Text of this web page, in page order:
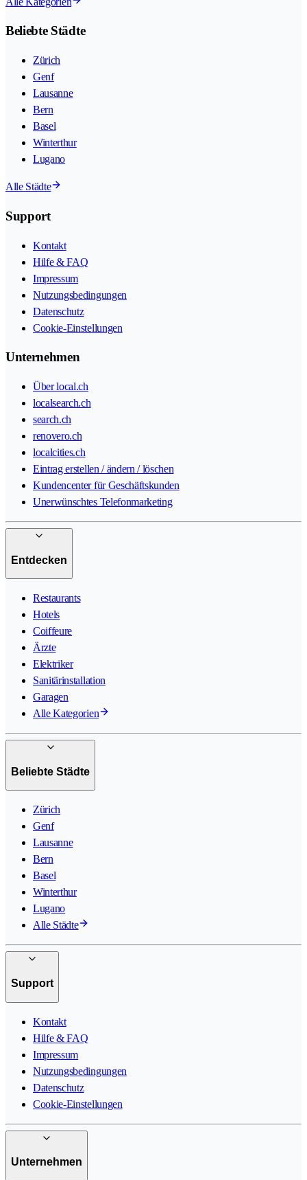
Beliebte Städte
Zürich
Genf
Lausanne
Bern
Basel
Winterthur
Lugano
Alle Städte
Support
Kontakt
Hilfe & FAQ
Impressum
Nutzungsbedingungen
Datenschutz
Cookie-Einstellungen
Unternehmen
Über local.ch
localsearch.ch
search.ch
renovero.ch
localcities.ch
Eintrag erstellen / ändern / löschen
Kundencenter für Geschäftskunden
Unerwünschtes Telefonmarketing
Entdecken
Restaurants
Hotels
Coiffeure
Ärzte
Elektriker
Sanitärinstallation
Garagen
Alle Kategorien
Beliebte Städte
Zürich
Genf
Lausanne
Bern
Basel
Winterthur
Lugano
Alle Städte
Support
Kontakt
Hilfe & FAQ
Impressum
Nutzungsbedingungen
Datenschutz
Cookie-Einstellungen
Unternehmen